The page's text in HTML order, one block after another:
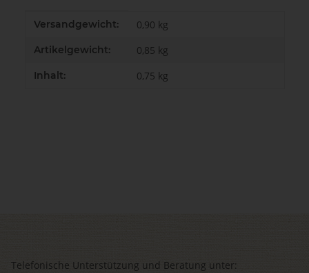
Produkteigenschaft
Wert
Versandgewicht: 0,90 kg
Artikelgewicht: 0,85 kg
Inhalt: 0,75 kg
Telefonische Unterstützung und Beratung unter: